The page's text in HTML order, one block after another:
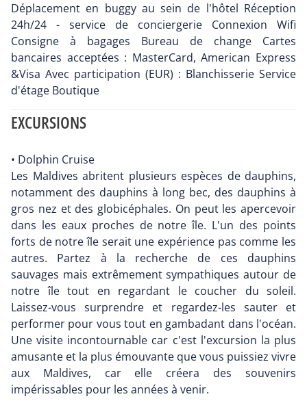
Déplacement en buggy au sein de l'hôtel Réception
24h/24 - service de conciergerie Connexion Wifi
Consigne à bagages Bureau de change Cartes
bancaires acceptées : MasterCard, American Express
&Visa Avec participation (EUR) : Blanchisserie Service
d'étage Boutique
EXCURSIONS
• Dolphin Cruise
Les Maldives abritent plusieurs espèces de dauphins,
notamment des dauphins à long bec, des dauphins à
gros nez et des globicéphales. On peut les apercevoir
dans les eaux proches de notre île. L'un des points
forts de notre île serait une expérience pas comme les
autres. Partez à la recherche de ces dauphins
sauvages mais extrêmement sympathiques autour de
notre île tout en regardant le coucher du soleil.
Laissez-vous surprendre et regardez-les sauter et
performer pour vous tout en gambadant dans l'océan.
Une visite incontournable car c'est l'excursion la plus
amusante et la plus émouvante que vous puissiez vivre
aux Maldives, car elle créera des souvenirs
impérissables pour les années à venir.